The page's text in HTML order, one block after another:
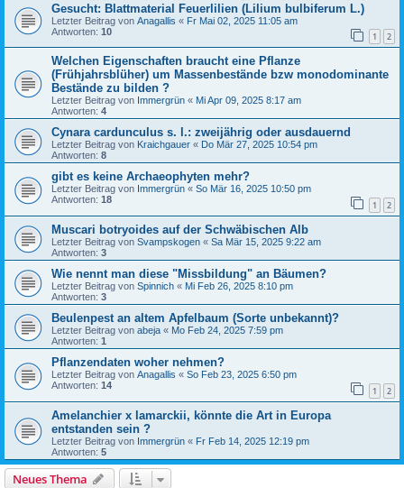
Gesucht: Blattmaterial Feuerlilien (Lilium bulbiferum L.)
Letzter Beitrag von Anagallis « Fr Mai 02, 2025 11:05 am
Antworten: 10 1 2
Welchen Eigenschaften braucht eine Pflanze
(Frühjahrsblüher) um Massenbestände bzw monodominante
Bestände zu bilden ?
Letzter Beitrag von Immergrün « Mi Apr 09, 2025 8:17 am
Antworten: 4
Cynara cardunculus s. l.: zweijährig oder ausdauernd
Letzter Beitrag von Kraichgauer « Do Mär 27, 2025 10:54 pm
Antworten: 8
gibt es keine Archaeophyten mehr?
Letzter Beitrag von Immergrün « So Mär 16, 2025 10:50 pm
Antworten: 18 1 2
Muscari botryoides auf der Schwäbischen Alb
Letzter Beitrag von Svampskogen « Sa Mär 15, 2025 9:22 am
Antworten: 3
Wie nennt man diese "Missbildung" an Bäumen?
Letzter Beitrag von Spinnich « Mi Feb 26, 2025 8:10 pm
Antworten: 3
Beulenpest an altem Apfelbaum (Sorte unbekannt)?
Letzter Beitrag von abeja « Mo Feb 24, 2025 7:59 pm
Antworten: 1
Pflanzendaten woher nehmen?
Letzter Beitrag von Anagallis « So Feb 23, 2025 6:50 pm
Antworten: 14 1 2
Amelanchier x lamarckii, könnte die Art in Europa
entstanden sein ?
Letzter Beitrag von Immergrün « Fr Feb 14, 2025 12:19 pm
Antworten: 5
Neues Thema